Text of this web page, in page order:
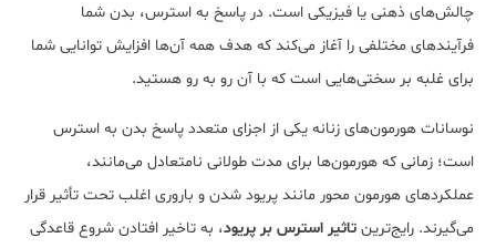
چالش‌های ذهنی یا فیزیکی است. در پاسخ به استرس، بدن شما
فرآیندهای مختلفی را آغاز می‌کند که هدف همه آن‌ها افزایش توانایی شما
برای غلبه بر سختی‌هایی است که با آن رو به رو هستید.
نوسانات هورمون‌های زنانه یکی از اجزای متعدد پاسخ بدن به استرس
است؛ زمانی که هورمون‌ها برای مدت طولانی نامتعادل می‌مانند،
عملکردهای هورمون محور مانند پریود شدن و باروری اغلب تحت تأثیر قرار
می‌گیرند. رایج‌ترین تاثیر استرس بر پریود، به تاخیر افتادن شروع قاعدگی